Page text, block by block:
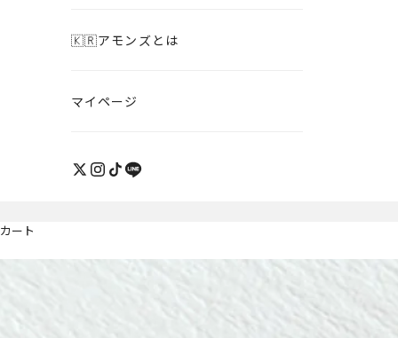
🇰🇷アモンズとは
マイページ
カート